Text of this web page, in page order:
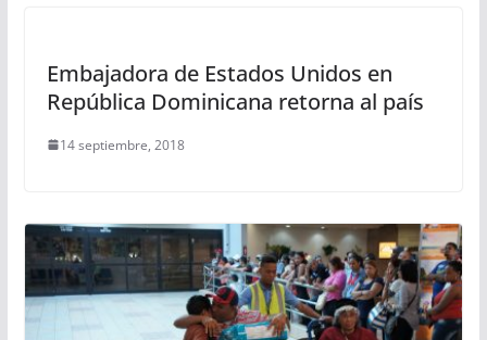
Embajadora de Estados Unidos en
República Dominicana retorna al país
14 septiembre, 2018